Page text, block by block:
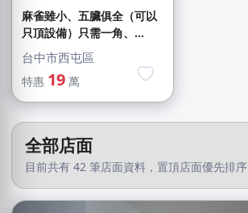
麻雀雖小、五臟俱全（可以
只頂設備）只需一角、...
台中市西屯區
特惠 19 萬
全部店面
目前共有 42 筆店面資料，置頂店面優先排序